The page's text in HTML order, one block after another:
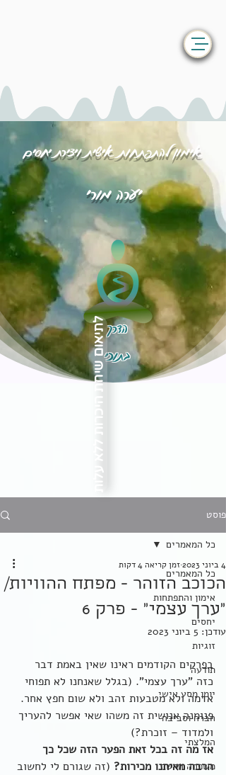
אימון להתפתחות אישית ויצירת יחסים
יערה מורי
הדרך
בתוכילתיאום שיחת היכרות ללא עלות
פוסט
כל המאמרים
אימון והתפתחות
יחסים
זוגיות
תודעה
יומן מסע אישי
חברה וסביבה
המלצתי
משפחה חדשה
כל המאמרים
הכוכב הזוהר - מפתח ההוויות/
"ערך עצמי" - פרק 6
4 ביוני 2023 זמן קריאה 4 דקות
עודכן: 5 ביוני 2023
בפרקים הקודמים ראינו שאין באמת דבר
כזה "ערך עצמי". (בגלל שאנחנו לא תפוחי
אדמה ולא מטבעות זהב ולא שום חפץ אחר.
פנומנה אנושית זה משהו שאי אפשר להעריך
ולמדוד – זוכרת?)
אז מה זה בכל זאת הפער הזה שכל כך
הרבה מאיתנו מכירות? (זה שגורם לי לחשוב